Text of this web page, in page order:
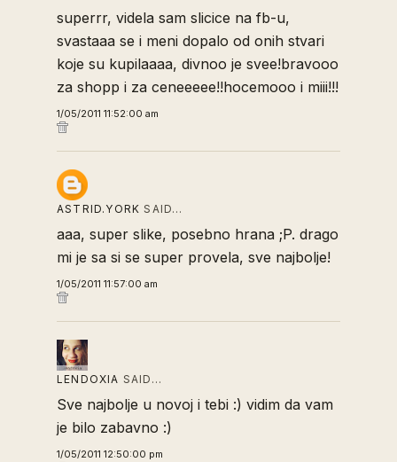
superrr, videla sam slicice na fb-u,
svastaaa se i meni dopalo od onih stvari
koje su kupilaaaa, divnoo je svee!bravooo
za shopp i za ceneeeee!!hocemooo i miii!!!
1/05/2011 11:52:00 am
ASTRID.YORK SAID…
aaa, super slike, posebno hrana ;P. drago
mi je sa si se super provela, sve najbolje!
1/05/2011 11:57:00 am
LENDOXIA SAID…
Sve najbolje u novoj i tebi :) vidim da vam
je bilo zabavno :)
1/05/2011 12:50:00 pm